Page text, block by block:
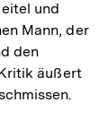
und
Mann, der
den
äußert